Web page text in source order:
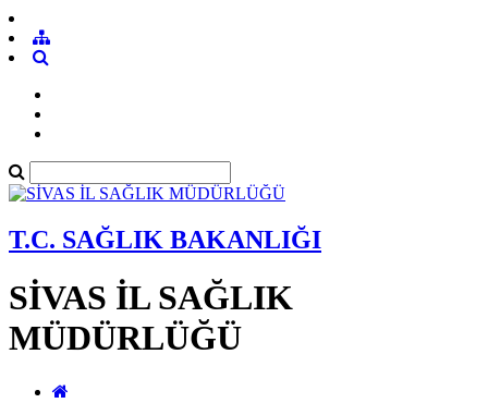
T.C. SAĞLIK BAKANLIĞI
SİVAS İL SAĞLIK
MÜDÜRLÜĞÜ